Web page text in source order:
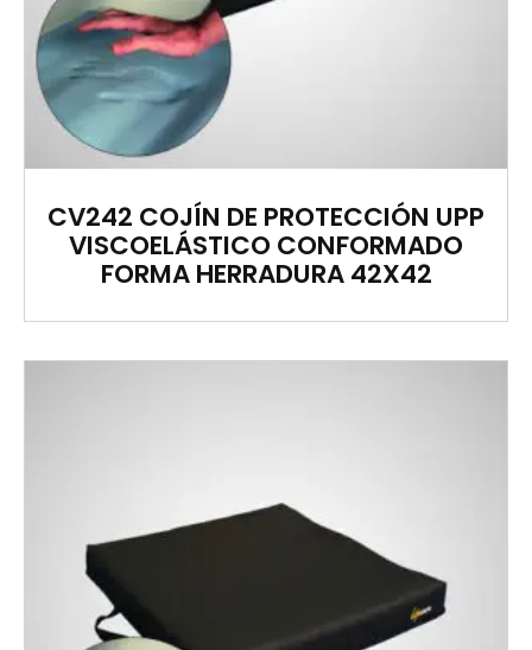
CV242 COJÍN DE PROTECCIÓN UPP
VISCOELÁSTICO CONFORMADO
FORMA HERRADURA 42X42